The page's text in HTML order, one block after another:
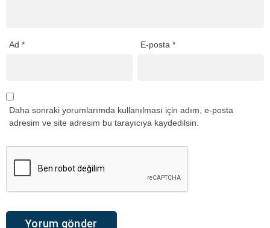
Ad * E-posta*
Daha sonraki yorumlarımda kullanılması için adım, e-posta
adresim ve site adresim bu tarayıcıya kaydedilsin.